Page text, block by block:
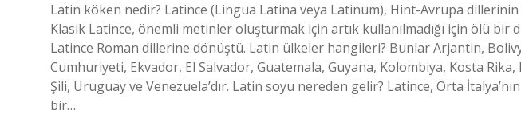
Latin köken nedir? Latince (Lingua Latina veya Latinum), Hint-Avrupa
Klasik Latince, önemli metinler oluşturmak için artık kullanılmadığı için ölü
Latince Roman dillerine dönüştü. Latin ülkeler hangileri? Bunlar Arjantin,
Cumhuriyeti, Ekvador, El Salvador, Guatemala, Guyana, Kolombiya, Kosta
Şili, Uruguay ve Venezuela’dır. Latin soyu nereden gelir? Latince, Orta
bir…